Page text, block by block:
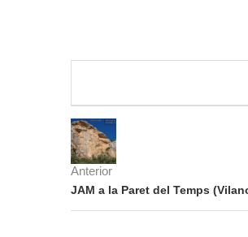
Anterior
JAM a la Paret del Temps